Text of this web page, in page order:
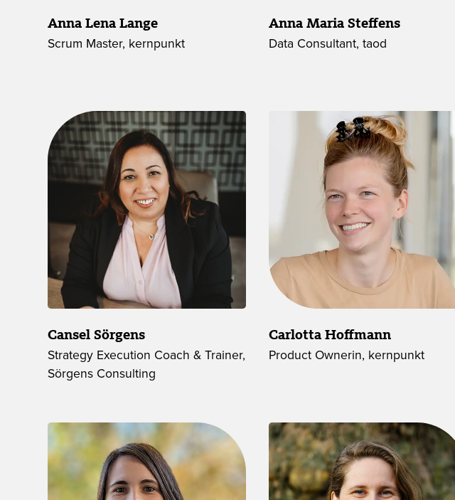
Anna Lena Lange
Scrum Master, kernpunkt
Anna Maria Steffens
Data Consultant, taod
Cansel Sörgens
Strategy Execution Coach & Trainer,
Sörgens Consulting
Carlotta Hoffmann
Product Ownerin, kernpunkt